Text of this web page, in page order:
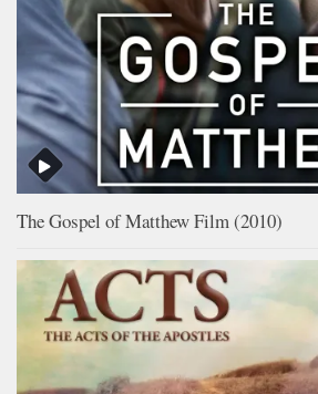
The Gospel of Matthew Film (2010)